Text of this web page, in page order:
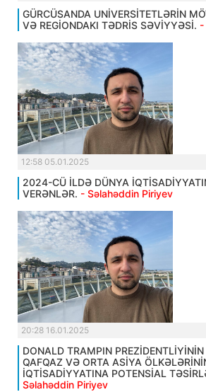
GÜRCÜSANDA UNİVERSİTETLƏRİN
VƏ REGİONDAKI TƏDRİS SƏVİYYƏSİ. -
12:58 05.01.2025
2024-CÜ İLDƏ DÜNYA
VERƏNLƏR. - Səlahəddin Piriyev
20:28 16.01.2025
DONALD TRAMPIN PREZİDENTLİYİNİN
QAFQAZ VƏ ORTA ASİYA
İQTİSADİYYATINA POTENSİAL
Səlahəddin Piriyev